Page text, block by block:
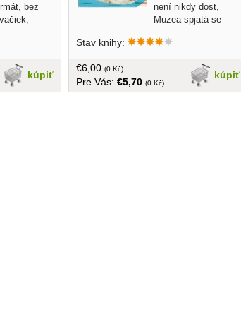
bez
kúpiť
není nikdy dost,
Muzea spjatá se
veľký formát, + vystrihovačky
Stav knihy:
kúpiť
€6,00 (0 Kč)
Pre Vás: €5,70 (0 Kč)